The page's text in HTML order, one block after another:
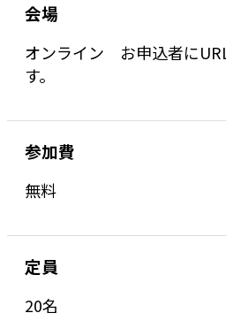
会場
オンライン お申込者に
す。
参加費
無料
定員
20名